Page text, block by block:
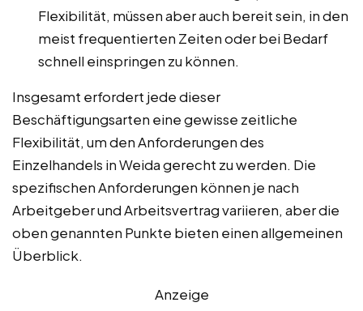
Flexibilität, müssen aber auch bereit sein, in den
meist frequentierten Zeiten oder bei Bedarf
schnell einspringen zu können.
Insgesamt erfordert jede dieser
Beschäftigungsarten eine gewisse zeitliche
Flexibilität, um den Anforderungen des
Einzelhandels in Weida gerecht zu werden. Die
spezifischen Anforderungen können je nach
Arbeitgeber und Arbeitsvertrag variieren, aber die
oben genannten Punkte bieten einen allgemeinen
Überblick.
Anzeige